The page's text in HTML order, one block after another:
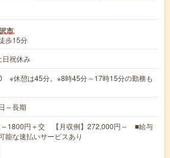
市
歩15分
祝休み
※休憩は45分。※8時45分～17時15分の勤務も
～長期
～1800円＋交 【月収例】272,000円～ ■給与
能な速払いサービスあり